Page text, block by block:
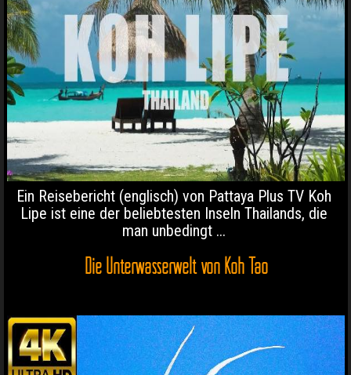
Ein Reisebericht (englisch) von Pattaya Plus TV Koh
Lipe ist eine der beliebtesten Inseln Thailands, die
man unbedingt ...
Die Unterwasserwelt von Koh Tao